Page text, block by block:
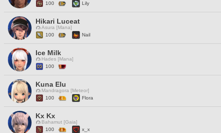
100
Lily
Hikari Luceat
Asura [Mana]
100
Nail
Ice Milk
Hades [Mana]
100
Kuna Elu
Mandragora [Meteor]
100
Flora
Kx Kx
Bahamut [Gaia]
100
x_x